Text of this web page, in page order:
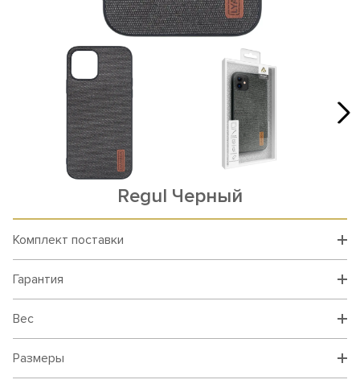
Rеgul Черный
Комплект поставки
Гарантия
Вес
Размеры